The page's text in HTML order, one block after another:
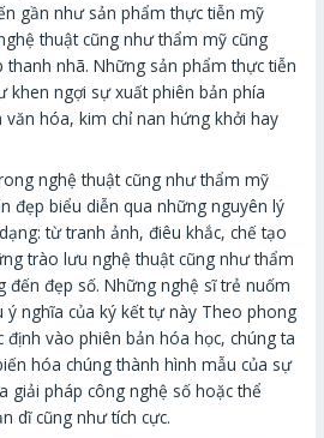
gần như sản phẩm thực tiễn mỹ
thuật cũng như thẩm mỹ cũng
nhã. Những sản phẩm thực tiễn
khen ngợi sự xuất phiên bản phía
hóa, kim chỉ nan hứng khởi hay
nghệ thuật cũng như thẩm mỹ
đẹp biểu diễn qua những nguyên lý
từ tranh ảnh, điêu khắc, chế tạo
trào lưu nghệ thuật cũng như thẩm
đến đẹp số. Những nghệ sĩ trẻ nuốm
ý nghĩa của ký kết tự này Theo phong
định vào phiên bản hóa học, chúng ta
hóa chúng thành hình mẫu của sự
giải pháp công nghệ số hoặc thể
dĩ cũng như tích cực.